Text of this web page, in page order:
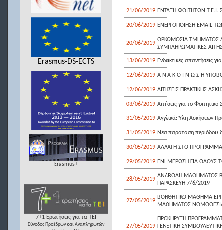
Erasmus-DS-ECTS
Erasmus+
7+1 Ερωτήσεις για τα ΤΕΙ
Σύνοδος Προέδρων και Αναπληρωτών
21/06/2019 ΕΝΤΑΞΗ ΦΟΙΤΗΤΩΝ
20/06/2019 ΕΝΕΡΓΟΠΟΙΗΣΗ ΕΜΑΙL
20/06/2019
ΟΡΚΩΜΟΣΙΑ ΤΜΗΜΑΤΟΣ
ΣΥΜΠΛΗΡΩΜΑΤΙΚΕΣ
13/06/2019 Ενδεικτικές απαντήσεις
12/06/2019 Α Ν Α Κ Ο Ι Ν Ω Σ Η
12/06/2019 ΑΙΤΗΣΕΙΣ ΠΡΑΚΤΙΚΗΣ
03/06/2019 Αιτήσεις για το
31/05/2019 Αγγλικά: Ύλη Ασκήσεων
31/05/2019 Νέα παράταση περιόδου
30/05/2019 ΑΛΛΑΓΗ ΣΤΟ ΠΡΟΓΡΑΜΜΑ
29/05/2019 ΕΝΗΜΕΡΩΣΗ ΓΙΑ ΟΛΟΥΣ
28/05/2019
ΑΝΑΒΟΛΗ ΜΑΘΗΜΑΤΟΣ
ΠΑΡΑΣΚΕΥΗ 7/6/2019
27/05/2019
ΒΟΗΘΗΤΙΚΟ ΜΑΘΗΜΑ
ΜΑΘΗΜΑΤΟΣ
27/05/2019
ΠΡΟΚΗΡΥΞΗ
ΓΕΝΕΤΙΚΗ